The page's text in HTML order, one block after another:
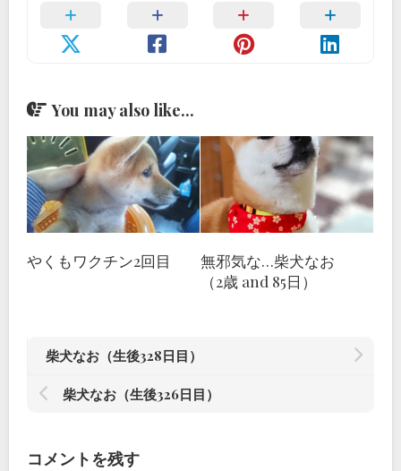
You may also like...
やくもワクチン2回目
無邪気な…柴犬なお
（2歳 and 85日）
柴犬なお（生後328日目）
柴犬なお（生後326日目）
コメントを残す